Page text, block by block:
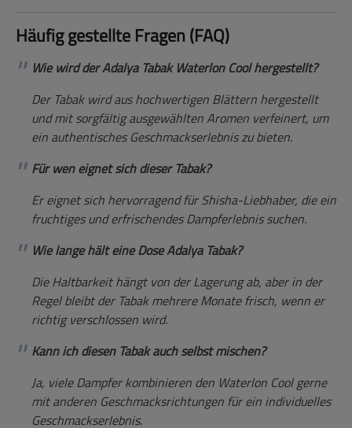
Häufig gestellte Fragen (FAQ)
Wie wird der Adalya Tabak Waterlon Cool hergestellt?
Der Tabak wird aus hochwertigen Blättern hergestellt
und mit sorgfältig ausgewählten Aromen verfeinert, um
ein authentisches Geschmackserlebnis zu bieten.
Für wen eignet sich dieser Tabak?
Er eignet sich hervorragend für Shisha-Liebhaber, die ein
fruchtiges und erfrischendes Dampferlebnis suchen.
Wie lange hält eine Dose Adalya Tabak?
Die Haltbarkeit hängt von der Lagerung ab, aber in der
Regel bleibt der Tabak mehrere Monate frisch, wenn er
richtig verschlossen wird.
Kann ich diesen Tabak auch selbst mischen?
Ja, viele Dampfer kombinieren den Waterlon Cool gerne
mit anderen Geschmacksrichtungen für ein individuelles
Geschmackserlebnis.